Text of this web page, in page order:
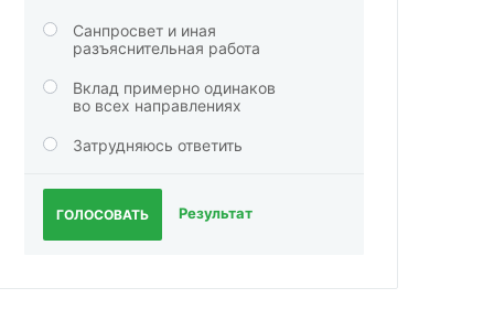
Санпросвет и иная
разъяснительная работа
Вклад примерно одинаков
во всех направлениях
Затрудняюсь ответить
ГОЛОСОВАТЬ Результат